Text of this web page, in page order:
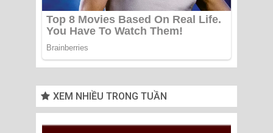
XEM NHIỀU TRONG TUẦN